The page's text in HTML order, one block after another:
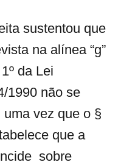
sustentou que
na alínea “g”
da Lei
1990 não se
vez que o §
que a
sobre